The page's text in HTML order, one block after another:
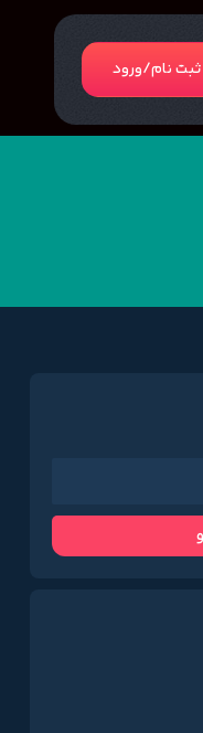
ثبت نام/ورود